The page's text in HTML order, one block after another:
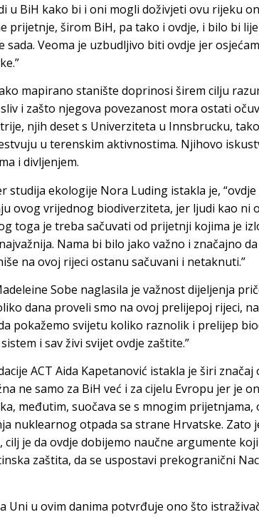
u BiH kako bi i oni mogli doživjeti ovu rijeku
prijetnje, širom BiH, pa tako i ovdje, i bilo bi
sada. Veoma je uzbudljivo biti ovdje jer
mapirano stanište doprinosi širem cilju
i zašto njegova povezanost mora ostati
njih deset s Univerziteta u Innsbrucku,
u terenskim aktivnostima. Njihovo
i divljenjem.
studija ekologije Nora Luding istakla je,
ovog vrijednog biodiverziteta, jer ljudi kao ni
toga je treba sačuvati od prijetnji kojima je
Nama bi bilo jako važno i značajno
na ovoj rijeci ostanu sačuvani i netaknuti.”
Sobe naglasila je važnost dijeljenja
dana proveli smo na ovoj prelijepoj rijeci,
pokažemo svijetu koliko raznolik i prelijep
i sav živi svijet ovdje zaštite.”
ACT Aida Kapetanović istakla je širi značaj
ne samo za BiH već i za cijelu Evropu jer je
međutim, suočava se s mnogim prijetnjama,
nuklearnog otpada sa strane Hrvatske. Zato
je da ovdje dobijemo naučne argumente
zaštita, da se uspostavi prekogranični
Uni u ovim danima potvrđuje ono što